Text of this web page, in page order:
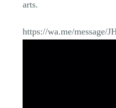
arts.
https://wa.me/message/